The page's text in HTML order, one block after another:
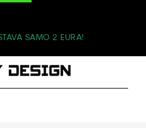
SAMO 2 EURA!